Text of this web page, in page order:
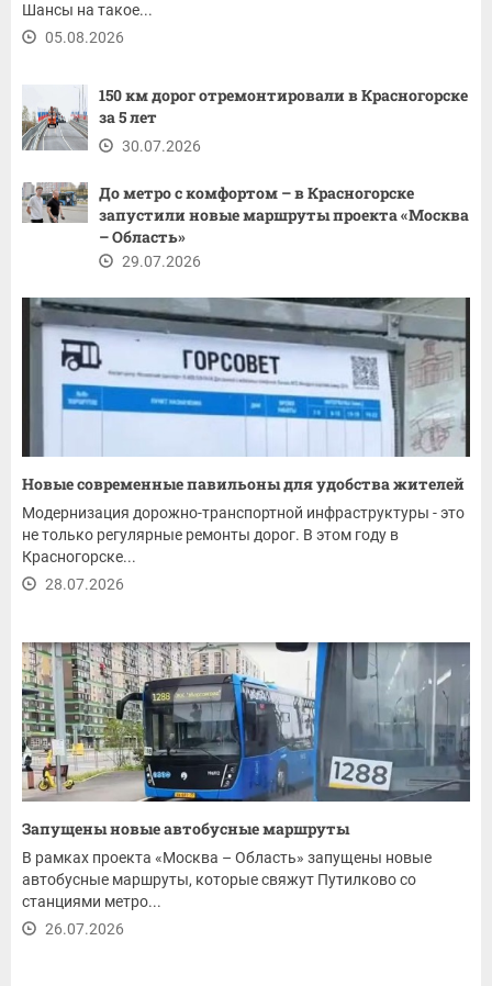
Шансы на такое...
05.08.2026
150 км дорог отремонтировали в Красногорске
за 5 лет
30.07.2026
До метро с комфортом – в Красногорске
запустили новые маршруты проекта «Москва
– Область»
29.07.2026
Новые современные павильоны для удобства жителей
Модернизация дорожно-транспортной инфраструктуры - это
не только регулярные ремонты дорог. В этом году в
Красногорске...
28.07.2026
Запущены новые автобусные маршруты
В рамках проекта «Москва – Область» запущены новые
автобусные маршруты, которые свяжут Путилково со
станциями метро...
26.07.2026